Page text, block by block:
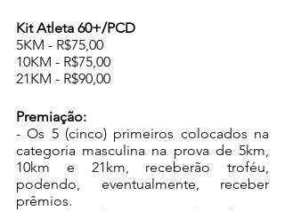
Kit Atleta 60+/PCD
5KM - R$75,00
10KM - R$75,00
21KM - R$90,00
Premiação:
- Os 5 (cinco) primeiros colocados na
categoria masculina na prova de 5km,
10km e 21km, receberão troféu,
podendo, eventualmente, receber
prêmios.